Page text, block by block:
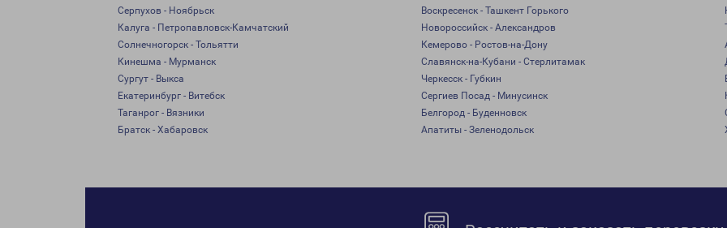
Серпухов - Ноябрьск
Воскресенск - Ташкент Горького
Калуга - Петропавловск-Камчатский
Новороссийск - Александров
Солнечногорск - Тольятти
Кемерово - Ростов-на-Дону
Кинешма - Мурманск
Славянск-на-Кубани - Стерлитамак
Сургут - Выкса
Черкесск - Губкин
Екатеринбург - Витебск
Сергиев Посад - Минусинск
Таганрог - Вязники
Белгород - Буденновск
Братск - Хабаровск
Апатиты - Зеленодольск